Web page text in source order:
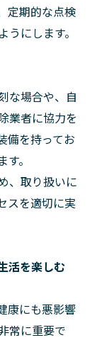
定期的な点検
にします。
な場合や、自
業者に協力を
備を持ってお
。
、取り扱いに
スを適切に実
活を楽しむ
康にも悪影響
常に重要で